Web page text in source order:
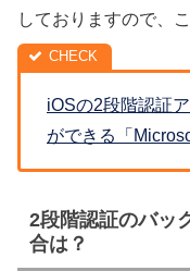
しておりますので、
iOSの2段階認証
ができる「
2段階認証のバッ
合は？